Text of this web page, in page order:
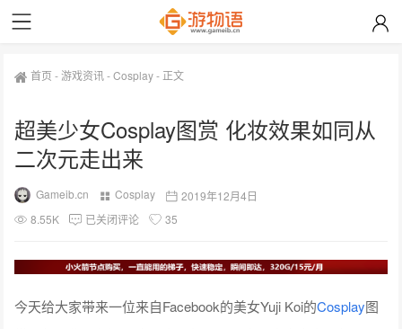
首页 -游戏资讯-Cosplay- 正文
超美少女Cosplay图赏 化妆效果如同从
二次元走出来
Gameib.cn Cosplay
2019年12月4日
8.55K
已关闭评论 35
今天给大家带来一位来自Facebook的美女Yuji Koi的Cosplay图